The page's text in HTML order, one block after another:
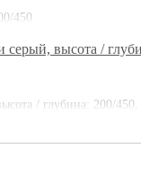
450
/ глубина: 200/450,